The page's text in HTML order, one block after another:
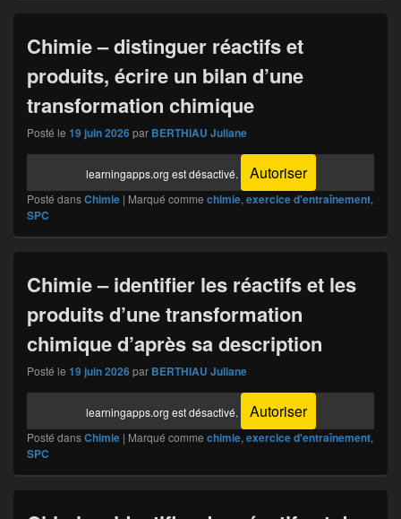
Chimie – distinguer réactifs et
produits, écrire un bilan d’une
transformation chimique
Posté le 19 juin 2026par BERTHIAU Juliane
learningapps.org est désactivé. Autoriser
Posté dansChimie | Marqué comme chimie, exercice d'entraînement,
SPC
Chimie – identifier les réactifs et les
produits d’une transformation
chimique d’après sa description
Posté le 19 juin 2026par BERTHIAU Juliane
learningapps.org est désactivé. Autoriser
Posté dansChimie | Marqué comme chimie, exercice d'entraînement,
SPC